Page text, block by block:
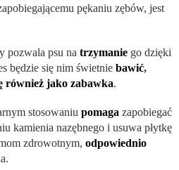
pękaniu zębów, jest
pozwala psu na trzymanie go dzięki
będzie się nim świetnie bawić,
również jako zabawka.
stosowaniu pomaga zapobiegać
kamienia nazębnego i usuwa płytkę
zdrowotnym, odpowiednio